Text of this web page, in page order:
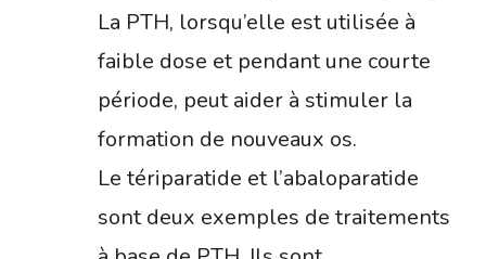
La PTH, lorsqu’elle est utilisée à
faible dose et pendant une courte
période, peut aider à stimuler la
formation de nouveaux os.
Le tériparatide et l’abaloparatide
sont deux exemples de traitements